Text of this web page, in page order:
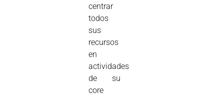
centrar
todos
sus
recursos
en
actividades
de su
core